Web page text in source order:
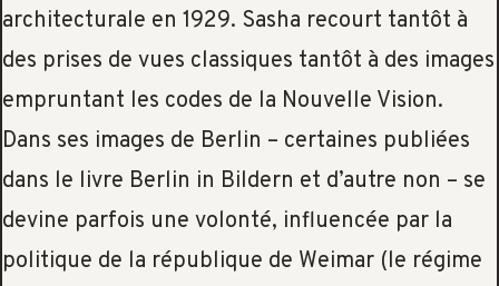
architecturale en 1929. Sasha recourt tantôt à
des prises de vues classiques tantôt à des images
empruntant les codes de la Nouvelle Vision.
Dans ses images de Berlin – certaines publiées
dans le livre Berlin in Bildern et d’autre non – se
devine parfois une volonté, influencée par la
politique de la république de Weimar (le régime